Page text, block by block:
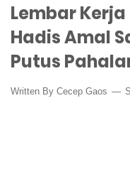
Lembar
Hadis Amal
Putus
Written By Cecep Gaos